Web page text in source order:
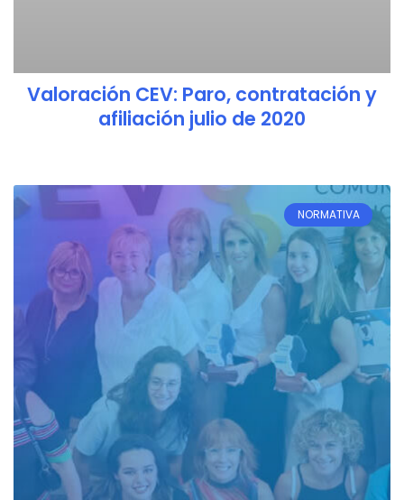
Valoración CEV: Paro, contratación y
afiliación julio de 2020
NORMATIVA